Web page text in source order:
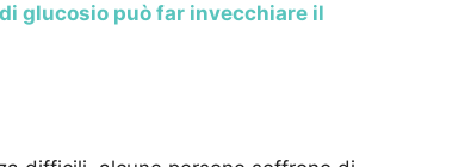
glucosio può far invecchiare il